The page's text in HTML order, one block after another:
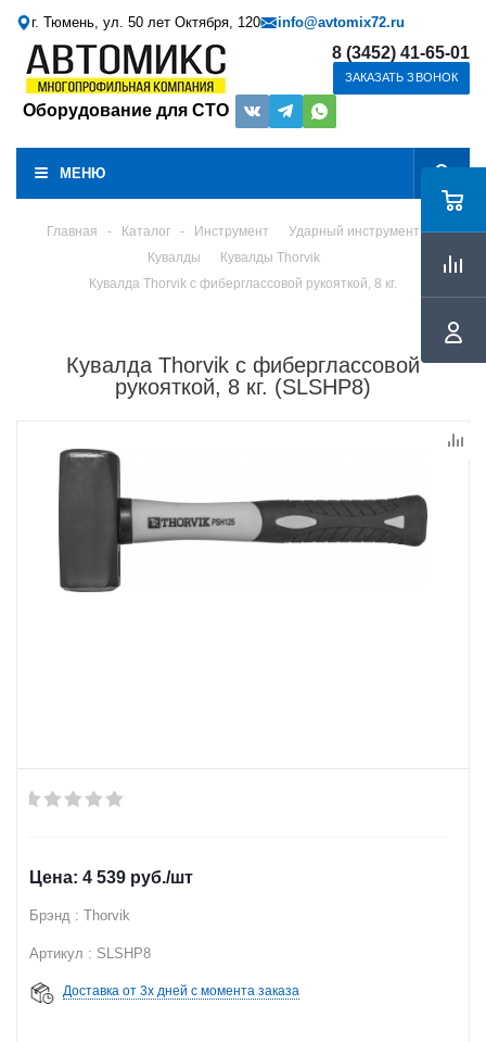
г. Тюмень, ул. 50 лет Октября, 120 info@avtomix72.ru
Оборудование для СТО
8 (3452) 41-65-01
ЗАКАЗАТЬ ЗВОНОК
МЕНЮ
Главная - Каталог - Инструмент
Ударный инструмент
Кувалды
Кувалды Thorvik
Кувалда Thorvik с фиберглассовой рукояткой, 8 кг.
Кувалда Thorvik с фиберглассовой
рукояткой, 8 кг. (SLSHP8)
4 539 руб./шт
Брэнд : Thorvik
Артикул : SLSHP8
Доставка от 3х дней с момента заказа